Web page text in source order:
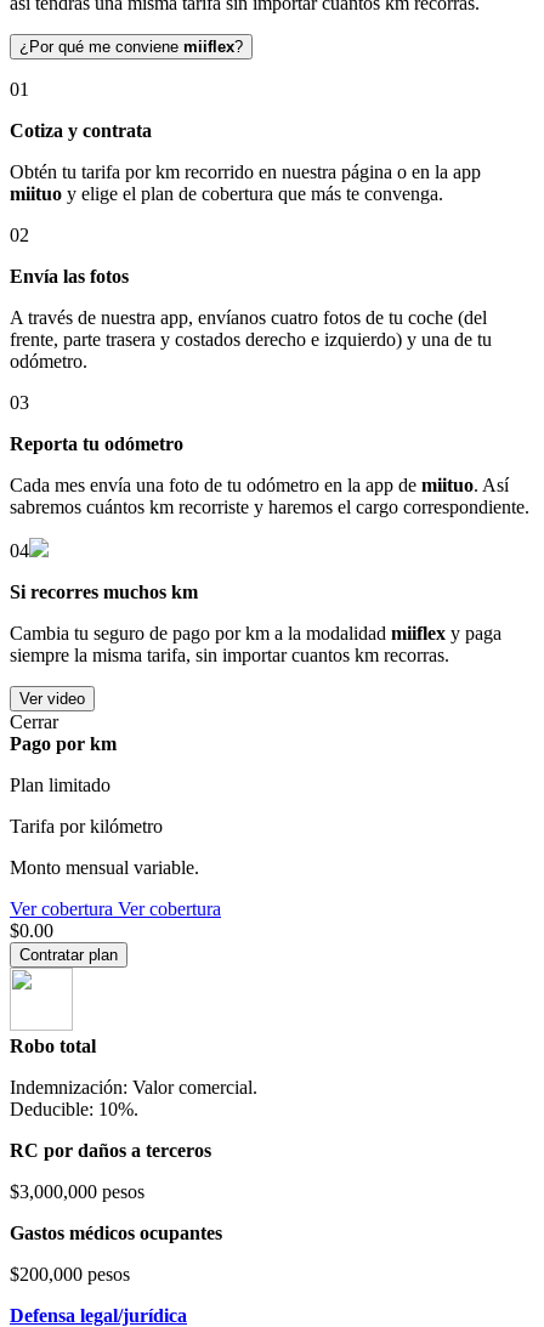
¿Por qué me conviene miiflex?
01
Cotiza y contrata
Obtén tu tarifa por km recorrido en nuestra página o en la app
miituo y elige el plan de cobertura que más te convenga.
02
Envía las fotos
A través de nuestra app, envíanos cuatro fotos de tu coche (del
frente, parte trasera y costados derecho e izquierdo) y una de tu
odómetro.
03
Reporta tu odómetro
Cada mes envía una foto de tu odómetro en la app de miituo. Así
sabremos cuántos km recorriste y haremos el cargo correspondiente.
04
Si recorres muchos km
Cambia tu seguro de pago por km a la modalidad miiflex y paga
siempre la misma tarifa, sin importar cuantos km recorras.
Ver video
Cerrar
Pago por km
Plan limitado
Tarifa por kilómetro
Monto mensual variable.
Ver cobertura Ver cobertura
$0.00
Contratar plan
Robo total
Indemnización: Valor comercial.
Deducible: 10%.
RC por daños a terceros
$3,000,000 pesos
Gastos médicos ocupantes
$200,000 pesos
Defensa legal/jurídica